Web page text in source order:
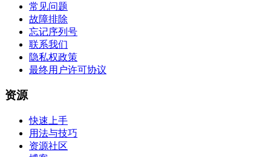
常见问题
故障排除
忘记序列号
联系我们
隐私权政策
最终用户许可协议
资源
快速上手
用法与技巧
资源社区